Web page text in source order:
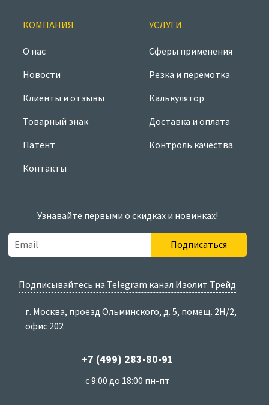
КОМПАНИЯ
О нас
Новости
Клиенты и отзывы
Товарный знак
Патент
Контакты
УСЛУГИ
Сферы применения
Резка и перемотка
Калькулятор
Доставка и оплата
Контроль качества
Узнавайте первыми о скидках и новинках!
Подписаться
Подписывайтесь на Telegram канал Изолит Трейд
г. Москва, проезд Ольминского, д. 5, помещ. 2Н/2,
офис 202
+7 (499) 283-80-91
с 9:00 до 18:00 пн-пт